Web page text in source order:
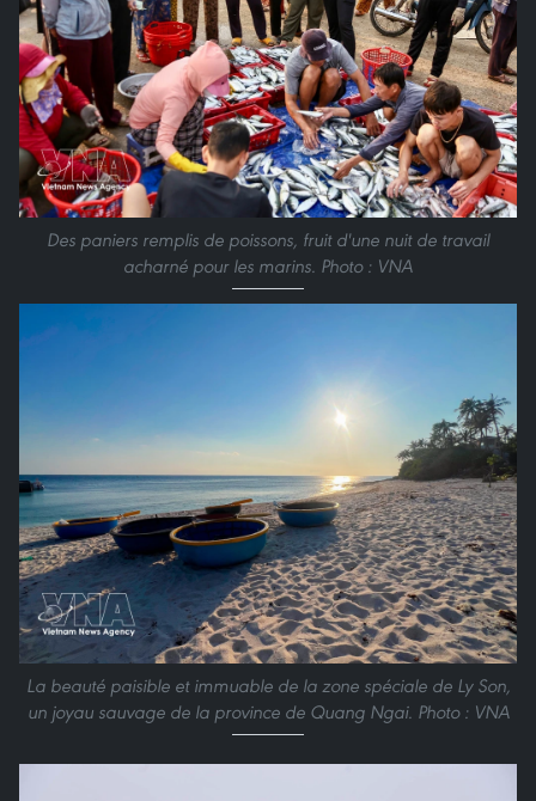
Des paniers remplis de poissons, fruit d'une nuit de travail
acharné pour les marins. Photo : VNA
La beauté paisible et immuable de la zone spéciale de Ly Son,
un joyau sauvage de la province de Quang Ngai. Photo : VNA